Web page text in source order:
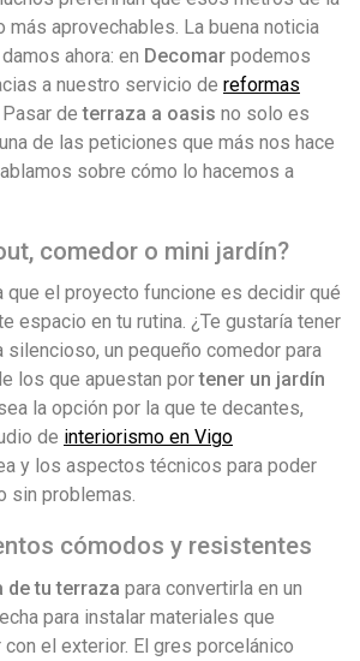
más aprovechables. La buena noticia
ahora: en Decomar podemos
a nuestro servicio de reformas
Pasar deterraza a oasis no solo es
de las peticiones que más nos hace
sobre cómo lo hacemos a
comedor o mini jardín?
que el proyecto funcione es decidir qué
espacio en tu rutina. ¿Te gustaría tener
silencioso, un pequeño comedor para
los que apuestan portener un jardín
la opción por la que te decantes,
de interiorismo en Vigo
y los aspectos técnicos para poder
sin problemas.
cómodos y resistentes
de tu terraza para convertirla en un
para instalar materiales que
el exterior. El gres porcelánico